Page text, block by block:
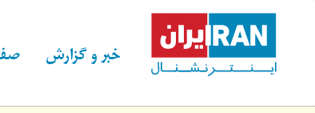
content خبر و گزارش